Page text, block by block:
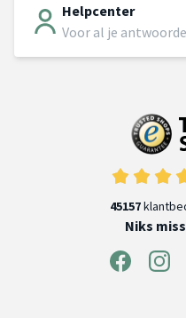
Helpcenter
Voor al je
45157
Niks